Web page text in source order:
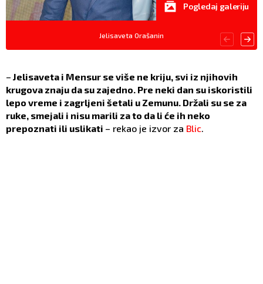
Jelisaveta Orašanin
Pogledaj galeriju
– Jelisaveta i Mensur se više ne kriju, svi iz njihovih
krugova znaju da su zajedno. Pre neki dan su iskoristili
lepo vreme i zagrljeni šetali u Zemunu. Držali su se za
ruke, smejali i nisu marili za to da li će ih neko
prepoznati ili uslikati – rekao je izvor za Blic.